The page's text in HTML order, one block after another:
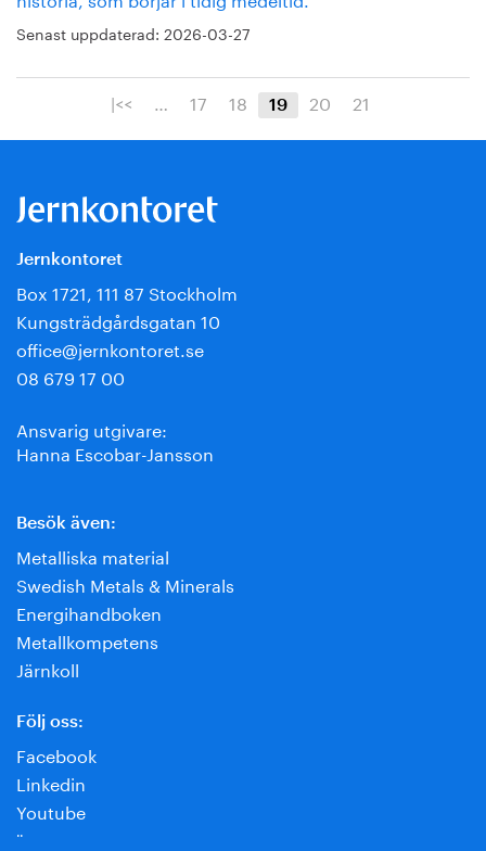
Senast uppdaterad: 2026-03-27
|<< … 17 18 19 20 21
Jernkontoret
Box 1721, 111 87 Stockholm
Kungsträdgårdsgatan 10
office@jernkontoret.se
08 679 17 00
Ansvarig utgivare:
Hanna Escobar-Jansson
Besök även:
Metalliska material
Swedish Metals & Minerals
Energihandboken
Metallkompetens
Järnkoll
Följ oss:
Facebook
Linkedin
Youtube
¨